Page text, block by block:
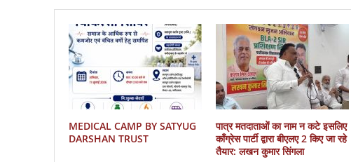
MEDICAL CAMP BY SATYUG
DARSHAN TRUST
पात्र मतदाताओं का नाम न कटे इसलिए
काँग्रेस पार्टी द्वारा बीएलए 2 किए जा रहे
तैयार: लखन कुमार सिंगला